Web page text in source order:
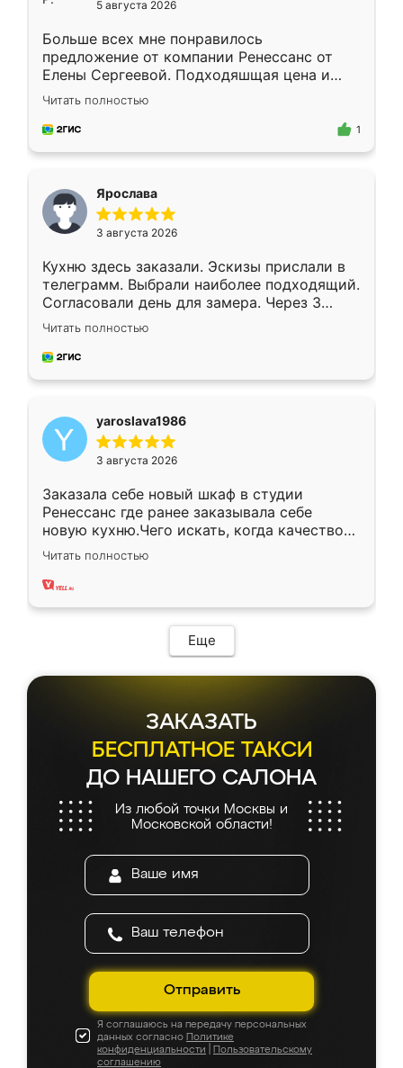
5 августа 2026
Больше всех мне понравилось
предложение от компании Ренессанс от
Елены Сергеевой. Подходяшщая цена и
короткие сроки изготовления. Приехавший
для замера сотрудник Владислав
предложил по моему эскизу самый
Читать полностью
1
Ярослава
3 августа 2026
Кухню здесь заказали. Эскизы прислали в
телеграмм. Выбрали наиболее подходящий.
Согласовали день для замера. Через 3
недели кухня была уже готова. Остались
довольны работой. Спасибо Ренессанс
мебель за качественную работу!
Читать полностью
yaroslava1986
3 августа 2026
Заказала себе новый шкаф в студии
Ренессанс где ранее заказывала себе
новую кухню.Чего искать, когда качеством
вполне довольна. Служит кухня уже почти
два года, нареканий нет.
Читать полностью
Еще
ЗАКАЗАТЬ
БЕСПЛАТНОЕ ТАКСИ
ДО НАШЕГО САЛОНА
Из любой точки Москвы и
Московской области!
Отправить
Я соглашаюсь на передачу персональных
данных согласно Политике
конфиденциальности
Пользовательскому
соглашению